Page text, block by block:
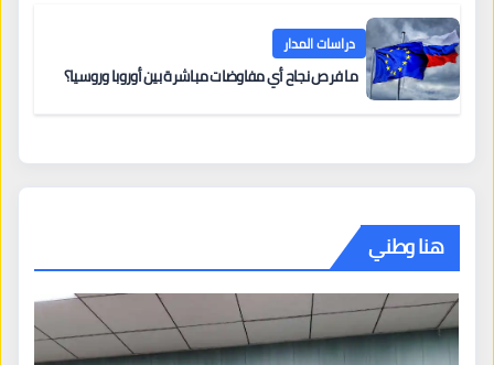
دراسات المدار
ما فرص نجاح أي مفاوضات مباشرة بين أوروبا وروسيا؟
هنا وطني